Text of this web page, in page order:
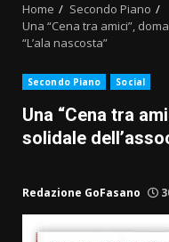
Home
Secondo Piano
Una “Cena tra amici”,
“L’ala nascosta”
Secondo Piano Social
Una “Cena tra
solidale
Redazione GoFasano